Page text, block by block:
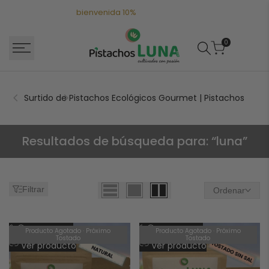
bienvenida 10%
0
Surtido de Pistachos Ecológicos Gourmet | Pistachos Luna
Búsqueda:
4
encontrados
para
"luna"
Resultados de búsqueda para: “luna”
Filtrar Ordenar
Producto Agotado · Próximo
Tostado
Añadir
a
Añadir
Vista rápida
Ver producto
Producto Agotado · Próximo
Tostado
Añadir
a
la
Añadir
Vista rápida
Ver producto